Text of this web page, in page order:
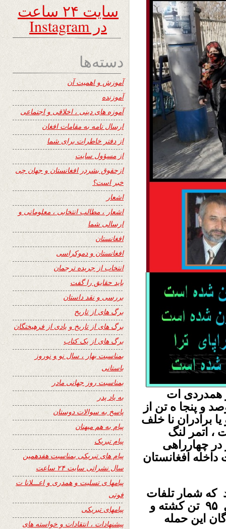
همدردی ات
و پنجا ه تن از
برادران نا خلف
، اتمر لنگ
چهارراهی
افغانستان
که شمار تلفات
انفجار انتحاری توسط آمبولانسی در کابل ۹۵ تن کشته و
این حمله
سایت ۲۴ ساعت
در Instagram
دسته‌ها
آموزش و اهمیت آن
آموزنده
آموزه های دینی ، اخلاقی و اجتماعی
ارسال نامه به مقامات افغان
از دفتر خاطرات برای شما
از مسؤول سایت
ازحقوق بشردر افغانستان و جهان چی
خبر است؟
اشعار
اشعار ، مطالب انتخابی ، معلوماتی و
ارسالی شما
افغانستان
افغانستان و دموکراسی
انتخاب از جریده ترجمان
باید حقایق را گفت
بررسی و نقد داستان
برگ های از تاریخ
برگ های از تاریخ و یادی از فرهیختگان
برگ های از یک کتاب
بمناسبت بهار ، سال نو و نوروز
باستانی
بمناسبت روز جهانی مادر
به یاد پدر
پاسخ به سوالات دوستان
پیام به هم میهنان
پیام تبریک
پیام های تبریکی بمناسبت هفدهمین
سال نشراتی سایت ۲۴ ساعت
پیامها ی تسلیت و همدری و اعـــلانا ت
فوتی
پیامهای تبریکی
پیشنهادات ، انتقادات و خواسته های